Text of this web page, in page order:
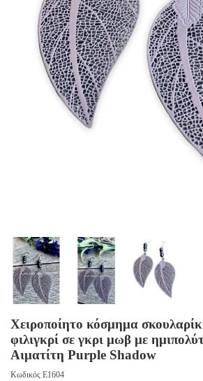
Χειροποίητο κόσμημα
φιλιγκρί σε γκρι μωβ με
Αιματίτη Purple Shadow
Κωδικός E1604